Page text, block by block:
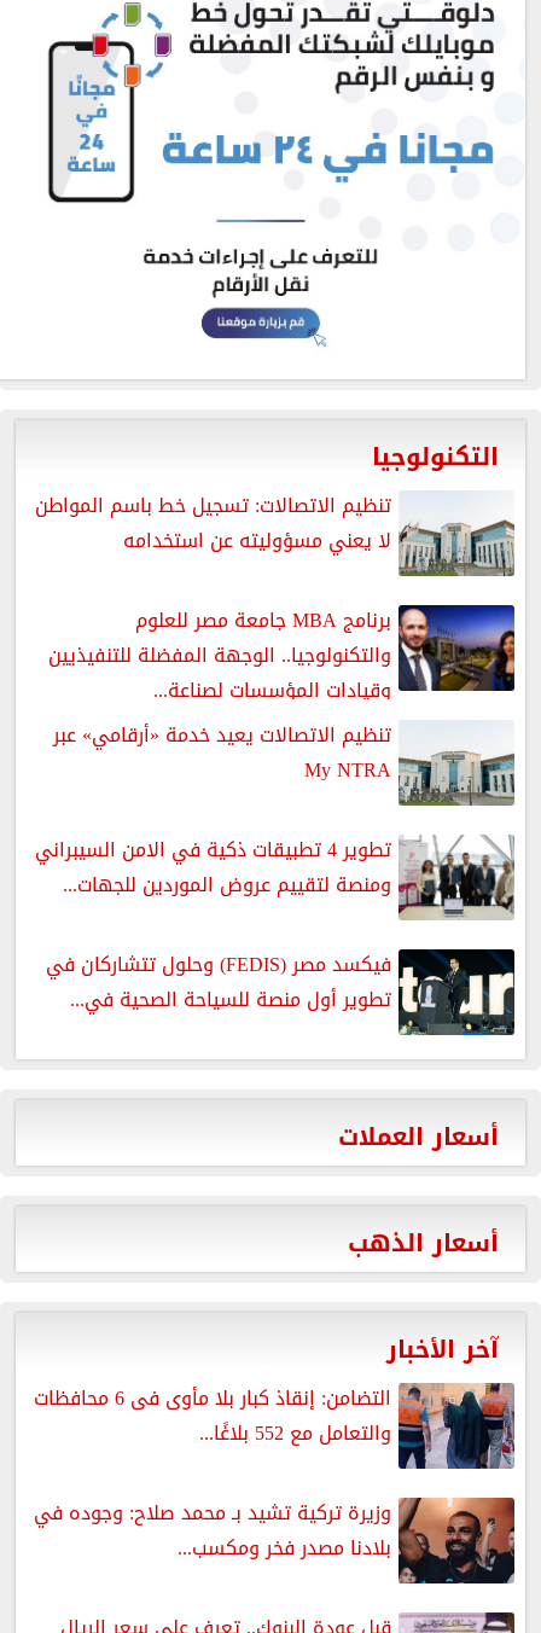
التكنولوجيا
تنظيم الاتصالات: تسجيل خط باسم المواطن
لا يعني مسؤوليته عن استخدامه
برنامج MBA جامعة مصر للعلوم
والتكنولوجيا.. الوجهة المفضلة للتنفيذيين
وقيادات المؤسسات لصناعة...
تنظيم الاتصالات يعيد خدمة «أرقامي» عبر
My NTRA
تطوير 4 تطبيقات ذكية في الامن السيبراني
ومنصة لتقييم عروض الموردين للجهات...
فيكسد مصر (FEDIS) وحلول تتشاركان في
تطوير أول منصة للسياحة الصحية في...
أسعار العملات
أسعار الذهب
آخر الأخبار
التضامن: إنقاذ كبار بلا مأوى فى 6 محافظات
والتعامل مع 552 بلاغًا...
وزيرة تركية تشيد بـ محمد صلاح: وجوده في
بلادنا مصدر فخر ومكسب...